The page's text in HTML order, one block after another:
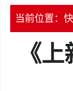
当前位置：
《